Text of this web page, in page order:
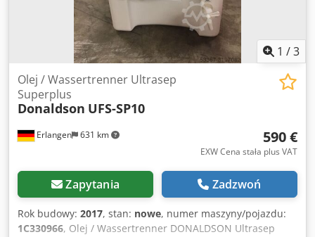
1 /3
Erlangen 631 km
Olej / Wassertrenner Ultrasep
Superplus
Donaldson UFS-SP10
590 €
EXW Cena stała plus VAT
Zapytania Zadzwoń
Rok budowy: 2017, stan: nowe, numer maszyny/pojazdu:
1C330966, Olej / Wassertrenner DONALDSON Ultrasep